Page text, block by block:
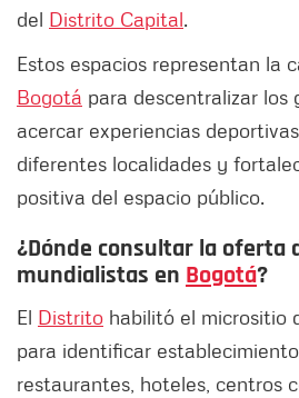
del Distrito Capital.
Estos espacios representan la
Bogotá para descentralizar los
acercar experiencias
diferentes localidades y
positiva del espacio público.
¿Dónde consultar la oferta
mundialistas en Bogotá?
El Distrito habilitó el micrositio
para identificar
restaurantes, hoteles, centros